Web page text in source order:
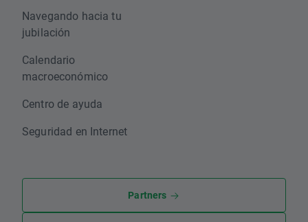
Navegando hacia tu
jubilación
Calendario
macroeconómico
Centro de ayuda
Seguridad en Internet
Partners